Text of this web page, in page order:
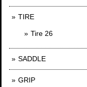
TIRE
Tire 26
SADDLE
GRIP